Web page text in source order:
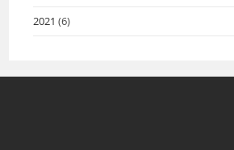
2021 (6)